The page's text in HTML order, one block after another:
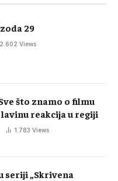
29
2.602 Views
što znamo o filmu
reakcija u regiji
1.783 Views
seriji „Skrivena